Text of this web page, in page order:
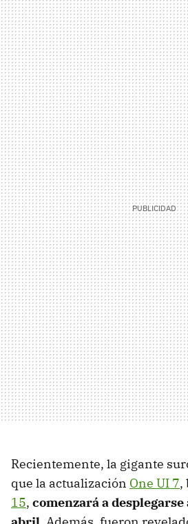
Recientemente, la gigante
que la actualización One UI 7,
15, comenzará a